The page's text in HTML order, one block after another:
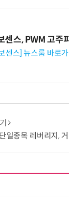
센스, PWM 고주
센스] 뉴스룸 바로
일종목 레버리지,